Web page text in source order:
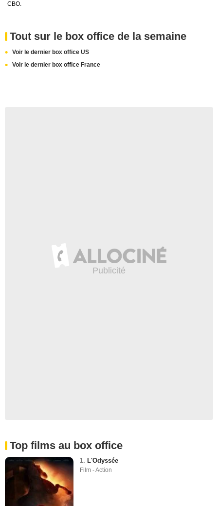
CBO.
Tout sur le box office de la semaine
Voir le dernier box office US
Voir le dernier box office France
Top films au box office
1. L'Odyssée
Film - Action